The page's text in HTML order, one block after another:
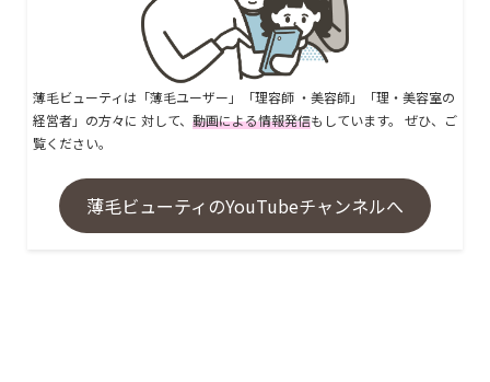
薄毛ビューティは「薄毛ユーザー」「理容師 ・美容師」「理・美容室の
経営者」の方々に 対して、 動画による情報発信もしています。 ぜひ、ご
覧ください。
薄毛ビューティのYouTubeチャンネルへ